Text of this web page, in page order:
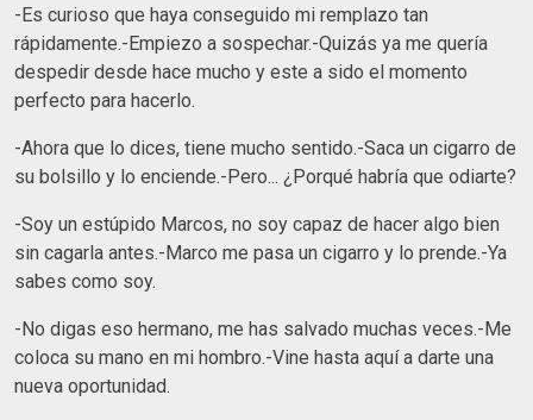
-Es curioso que haya conseguido mi remplazo tan
rápidamente.-Empiezo a sospechar.-Quizás ya me quería
despedir desde hace mucho y este a sido el momento
perfecto para hacerlo.
-Ahora que lo dices, tiene mucho sentido.-Saca un cigarro de
su bolsillo y lo enciende.-Pero... ¿Porqué habría que odiarte?
-Soy un estúpido Marcos, no soy capaz de hacer algo bien
sin cagarla antes.-Marco me pasa un cigarro y lo prende.-Ya
sabes como soy.
-No digas eso hermano, me has salvado muchas veces.-Me
coloca su mano en mi hombro.-Vine hasta aquí a darte una
nueva oportunidad.